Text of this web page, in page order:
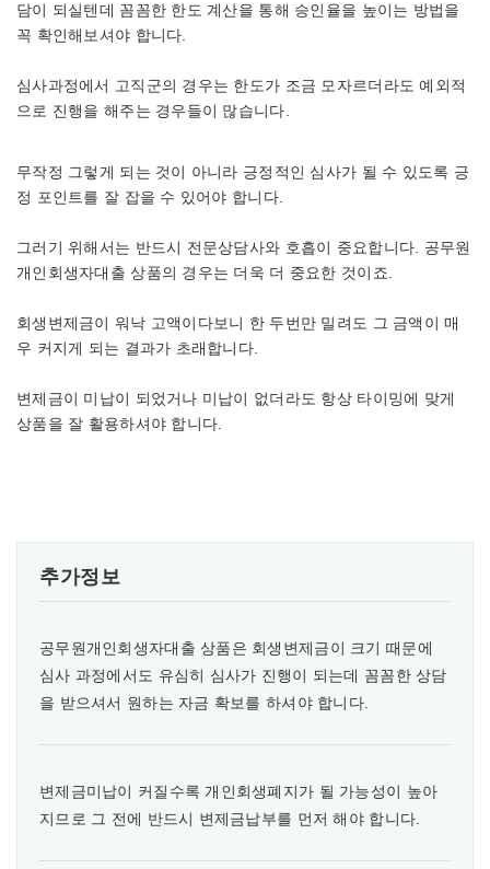
담이 되실텐데 꼼꼼한 한도 계산을 통해 승인율을 높이는 방법을
꼭 확인해보셔야 합니다.
심사과정에서 고직군의 경우는 한도가 조금 모자르더라도 예외적
으로 진행을 해주는 경우들이 많습니다.
무작정 그렇게 되는 것이 아니라 긍정적인 심사가 될 수 있도록 긍
정 포인트를 잘 잡을 수 있어야 합니다.
그러기 위해서는 반드시 전문상담사와 호흡이 중요합니다. 공무원
개인회생자대출 상품의 경우는 더욱 더 중요한 것이죠.
회생변제금이 워낙 고액이다보니 한 두번만 밀려도 그 금액이 매
우 커지게 되는 결과가 초래합니다.
변제금이 미납이 되었거나 미납이 없더라도 항상 타이밍에 맞게
상품을 잘 활용하셔야 합니다.
추가정보
공무원개인회생자대출 상품은 회생변제금이 크기 때문에
심사 과정에서도 유심히 심사가 진행이 되는데 꼼꼼한 상담
을 받으셔서 원하는 자금 확보를 하셔야 합니다.
변제금미납이 커질수록 개인회생폐지가 될 가능성이 높아
지므로 그 전에 반드시 변제금납부를 먼저 해야 합니다.